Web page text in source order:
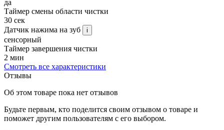
да
Таймер смены области чистки
30 сек
Датчик нажима на зуб
i
сенсорный
Таймер завершения чистки
2 мин
Смотреть все характеристики
Отзывы
Об этом товаре пока нет отзывов
Будьте первым, кто поделится своим отзывом о товаре и
поможет другим пользователям с его выбором.